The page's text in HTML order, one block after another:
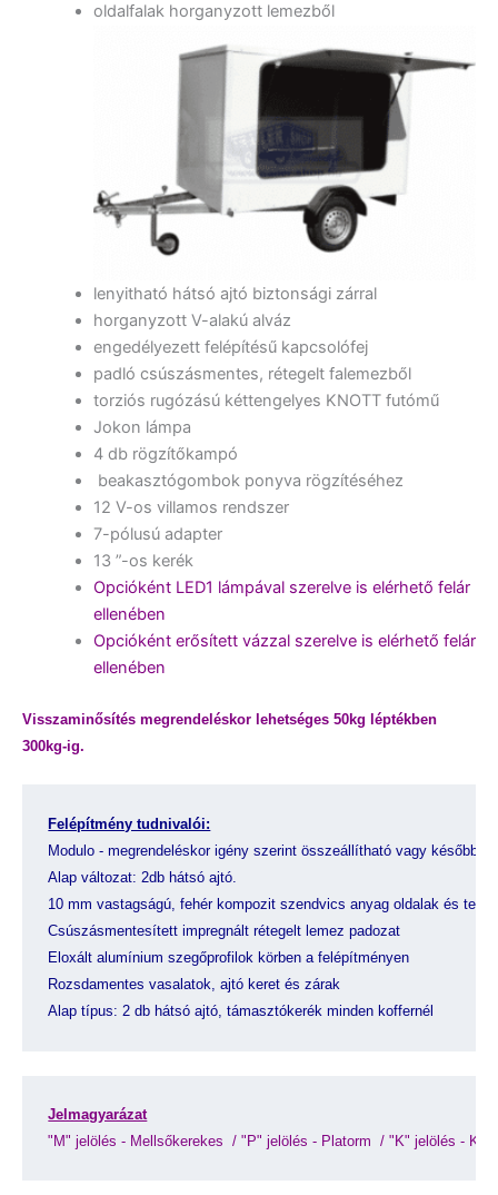
mennyiségoldalfalak horganyzott lemezből
lenyitható hátsó ajtó biztonsági zárral
horganyzott V-alakú alváz
engedélyezett felépítésű kapcsolófej
padló csúszásmentes, rétegelt falemezből
torziós rugózású kéttengelyes KNOTT futómű
Jokon lámpa
4 db rögzítőkampó
beakasztógombok ponyva rögzítéséhez
12 V-os villamos rendszer
7-pólusú adapter
13 ”-os kerék
Opcióként LED1 lámpával szerelve is elérhető felár
ellenében
Opcióként erősített vázzal szerelve is elérhető felár
ellenében
Visszaminősítés megrendeléskor lehetséges 50kg léptékben
300kg-ig.
Felépítmény tudnivalói:
Modulo - megrendeléskor igény szerint összeállítható vagy később
Alap változat: 2db hátsó ajtó.
10 mm vastagságú, fehér kompozit szendvics anyag oldalak és tető
Csúszásmentesített impregnált rétegelt lemez padozat
Eloxált alumínium szegőprofilok körben a felépítményen
Rozsdamentes vasalatok, ajtó keret és zárak
Alap típus: 2 db hátsó ajtó, támasztókerék minden koffernél
Jelmagyarázat
"M" jelölés - Mellsőkerekes / "P" jelölés - Platorm / "K" jelölés -